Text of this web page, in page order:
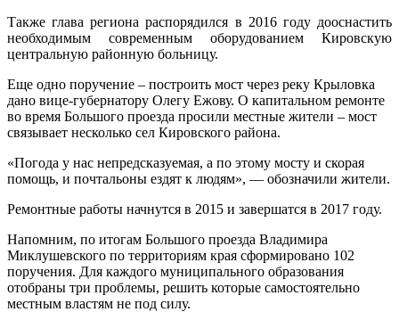
Также глава региона распорядился в 2016 году дооснастить
необходимым современным оборудованием Кировскую
центральную районную больницу.
Еще одно поручение – построить мост через реку Крыловка
дано вице-губернатору Олегу Ежову. О капитальном ремонте
во время Большого проезда просили местные жители – мост
связывает несколько сел Кировского района.
«Погода у нас непредсказуемая, а по этому мосту и скорая
помощь, и почтальоны ездят к людям», — обозначили жители.
Ремонтные работы начнутся в 2015 и завершатся в 2017 году.
Напомним, по итогам Большого проезда Владимира
Миклушевского по территориям края сформировано 102
поручения. Для каждого муниципального образования
отобраны три проблемы, решить которые самостоятельно
местным властям не под силу.